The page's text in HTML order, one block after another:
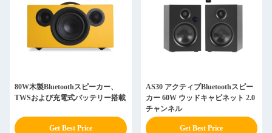
80W木製Bluetoothスピーカー、
TWSおよび充電式バッテリー搭載
Get Best Price
AS30 アクティブBluetoothスピー
カー 60W ウッドキャビネット 2.0
チャンネル
Get Best Price